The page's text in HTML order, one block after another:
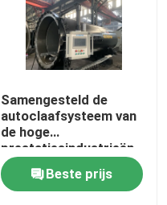
Samengesteld de
autoclaafsysteem van
de hoge
prestatiesindustrieën
voor
ruimtevaart/militaire
materialen
Beste prijs